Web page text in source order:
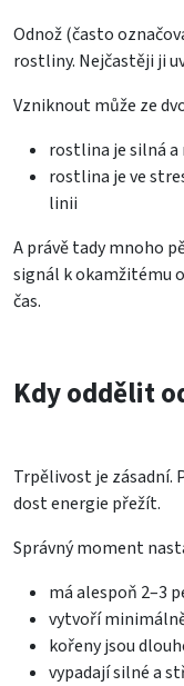
Odnož (často
rostliny. Nejčastěji ji
Vzniknout může ze
rostlina je silná
rostlina je ve
linii
A právě tady mnoho
signál k okamžitému
čas.
Kdy oddělit
Trpělivost je zásadní.
dost energie přežít.
Správný moment
má alespoň 2–3
vytvoří
kořeny jsou
vypadají silné a